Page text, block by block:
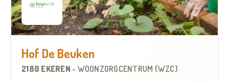
Hof De Beuken
2180 EKEREN - WOONZORGCENTRUM (WZC)